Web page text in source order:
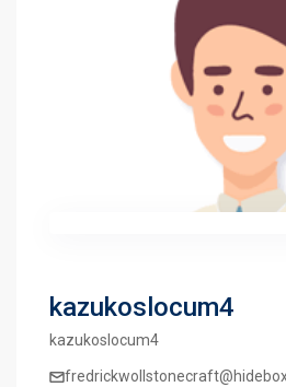
kazukoslocum4
kazukoslocum4